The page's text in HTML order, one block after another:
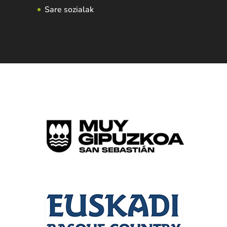
Sare sozialak